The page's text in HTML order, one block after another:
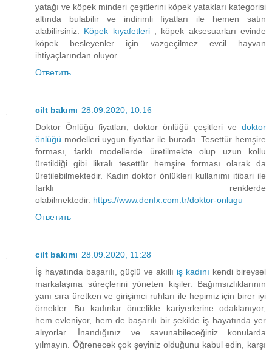
yatağı ve köpek minderi çeşitlerini köpek yatakları kategorisi
altında bulabilir ve indirimli fiyatları ile hemen satın
alabilirsiniz. Köpek kıyafetleri, köpek aksesuarları evinde
köpek besleyenler için vazgeçilmez evcil hayvan
ihtiyaçlarından oluyor.
Ответить
cilt bakımı 28.09.2020, 10:16
Doktor Önlüğü fiyatları, doktor önlüğü çeşitleri ve doktor
önlüğü modelleri uygun fiyatlar ile burada. Tesettür hemşire
forması, farklı modellerde üretilmekte olup uzun kollu
üretildiği gibi likralı tesettür hemşire forması olarak da
üretilebilmektedir. Kadın doktor önlükleri kullanımı itibari ile
farklı renklerde
olabilmektedir. https://www.denfx.com.tr/doktor-onlugu
Ответить
cilt bakımı 28.09.2020, 11:28
İş hayatında başarılı, güçlü ve akıllı iş kadını kendi bireysel
markalaşma süreçlerini yöneten kişiler. Bağımsızlıklarının
yanı sıra üretken ve girişimci ruhları ile hepimiz için birer iyi
örnekler. Bu kadınlar öncelikle kariyerlerine odaklanıyor,
hem evleniyor, hem de başarılı bir şekilde iş hayatında yer
alıyorlar. İnandığınız ve savunabileceğiniz konularda
yılmayın. Öğrenecek çok şeyiniz olduğunu kabul edin, karşı